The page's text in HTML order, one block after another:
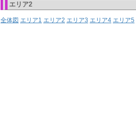
エリア2
全体図 エリア1 エリア2 エリア3 エリア4 エリア5